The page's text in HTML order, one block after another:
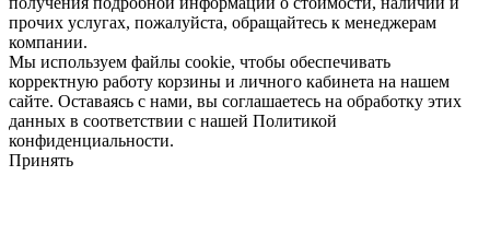
прочих услугах, пожалуйста, обращайтесь к менеджерам
компании.
Мы используем файлы cookie, чтобы обеспечивать
корректную работу корзины и личного кабинета на нашем
сайте. Оставаясь с нами, вы соглашаетесь на обработку этих
данных в соответствии с нашей Политикой
конфиденциальности.
Принять